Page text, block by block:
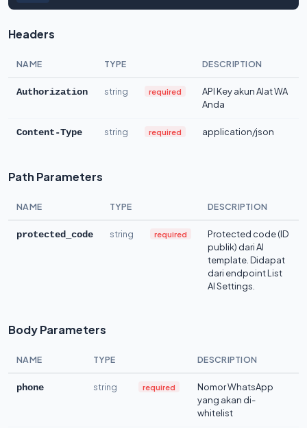
Headers
NAME TYPE DESCRIPTION
Authorization string required
API Key akun Alat WA
Anda
Content-Type string required application/json
Path Parameters
NAME TYPE DESCRIPTION
protected_code string required
Protected code (ID
publik) dari AI
template. Didapat
dari endpoint List
AI Settings.
Body Parameters
NAME TYPE DESCRIPTION
phone string required
Nomor WhatsApp
yang akan di-
whitelist